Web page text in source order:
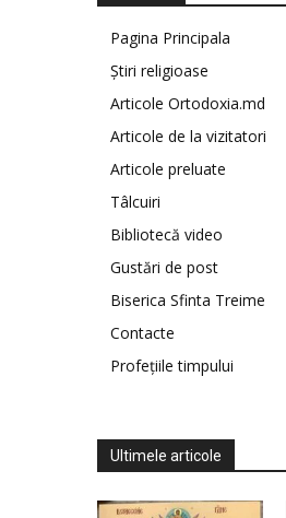
Pagina Principala
Știri religioase
Articole Ortodoxia.md
Articole de la vizitatori
Articole preluate
Tâlcuiri
Bibliotecă video
Gustări de post
Biserica Sfinta Treime
Contacte
Profețiile timpului
Ultimele articole